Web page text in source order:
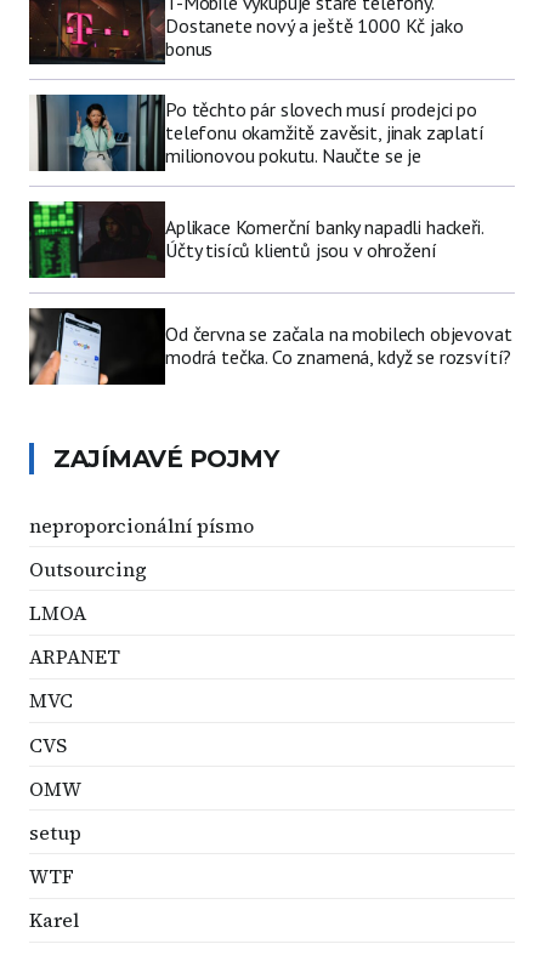
Dostanete nový a ještě 1000 Kč jako
bonus
Po těchto pár slovech musí prodejci po
telefonu okamžitě zavěsit, jinak zaplatí
milionovou pokutu. Naučte se je
Aplikace Komerční banky napadli hackeři.
Účty tisíců klientů jsou v ohrožení
Od června se začala na mobilech objevovat
modrá tečka. Co znamená, když se rozsvítí?
ZAJÍMAVÉ POJMY
neproporcionální písmo
Outsourcing
LMOA
ARPANET
MVC
CVS
OMW
setup
WTF
Karel